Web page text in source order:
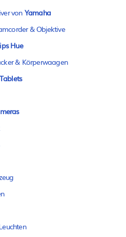
von Yamaha
& Objektive
Hue
& Körperwaagen